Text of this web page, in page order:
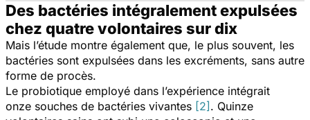
Des bactéries intégralement expulsées
chez quatre volontaires sur dix
Mais l’étude montre également que, le plus souvent, les
bactéries sont expulsées dans les excréments, sans autre
forme de procès.
Le probiotique employé dans l’expérience intégrait
onze souches de bactéries vivantes [2]. Quinze